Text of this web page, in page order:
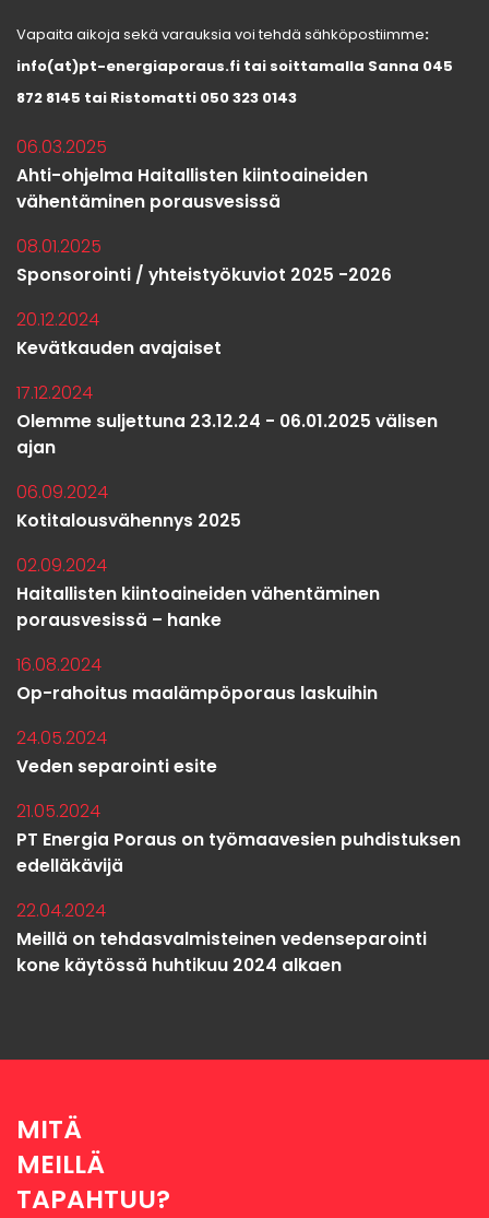
Vapaita aikoja sekä varauksia voi tehdä sähköpostiimme:
info(at)pt-energiaporaus.fi tai soittamalla Sanna 045
872 8145 tai Ristomatti 050 323 0143
06.03.2025
Ahti-ohjelma Haitallisten kiintoaineiden
vähentäminen porausvesissä
08.01.2025
Sponsorointi / yhteistyökuviot 2025 -2026
20.12.2024
Kevätkauden avajaiset
17.12.2024
Olemme suljettuna 23.12.24 - 06.01.2025 välisen
ajan
06.09.2024
Kotitalousvähennys 2025
02.09.2024
Haitallisten kiintoaineiden vähentäminen
porausvesissä – hanke
16.08.2024
Op-rahoitus maalämpöporaus laskuihin
24.05.2024
Veden separointi esite
21.05.2024
PT Energia Poraus on työmaavesien puhdistuksen
edelläkävijä
22.04.2024
Meillä on tehdasvalmisteinen vedenseparointi
kone käytössä huhtikuu 2024 alkaen
MITÄ
MEILLÄ
TAPAHTUU?